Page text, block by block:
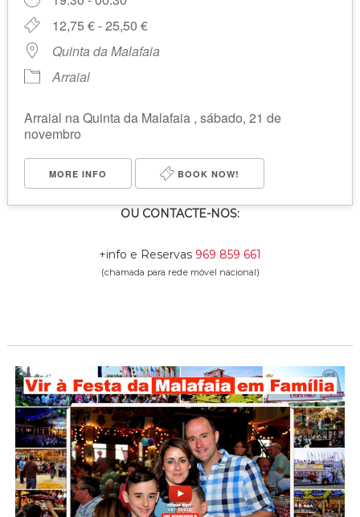
12,75 € - 25,50 €
Quinta da Malafaia
Arraial
Arraial na Quinta da Malafaia , sábado, 21 de
novembro
MORE INFO BOOK NOW!
OU CONTACTE-NOS:
+info e Reservas 969 859 661
(chamada para rede móvel nacional)